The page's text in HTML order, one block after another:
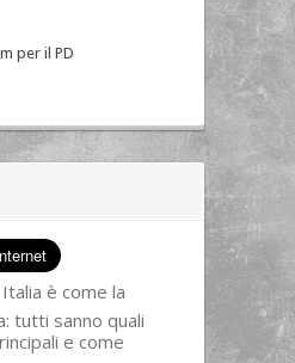
per il PD
è come la
tutti sanno quali
e come